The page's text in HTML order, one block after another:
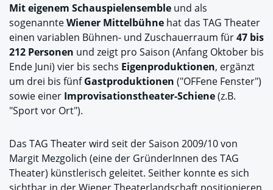
Mit eigenem Schauspielensemble und als
sogenannteWiener Mittelbühne hat das TAG Theater
einen variablen Bühnen- und Zuschauerraum für47 bis
212 Personen und zeigt pro Saison (Anfang Oktober bis
Ende Juni) vier bis sechs Eigenproduktionen, ergänzt
um drei bis fünfGastproduktionen ("OFFene Fenster")
sowie einer Improvisationstheater-Schiene(z.B.
"Sport vor Ort").
Das TAG Theater wird seit der Saison 2009/10 von
Margit Mezgolich (eine der GründerInnen des TAG
Theater) künstlerisch geleitet. Seither konnte es sich